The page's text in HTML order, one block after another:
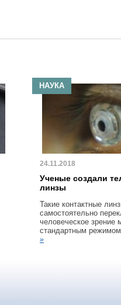
НАУКА
24.11.2018
Ученые создали
линзы
Такие контактные
самостоятельно
человеческое зрение
стандартным
»